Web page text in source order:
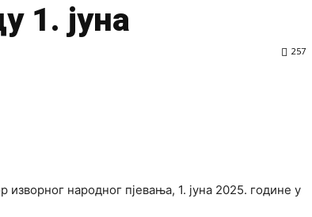
1. јуна
257
изворног народног пјевања, 1. јуна 2025. године у